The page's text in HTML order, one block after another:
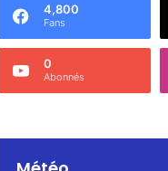
4,800
Fans
0
Abonnés